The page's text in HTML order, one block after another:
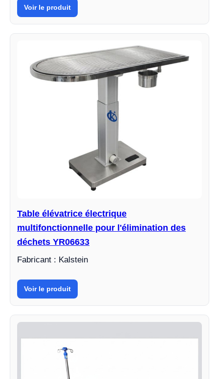
Voir le produit
Table élévatrice électrique
multifonctionnelle pour l'élimination des
déchets YR06633
Fabricant : Kalstein
Voir le produit